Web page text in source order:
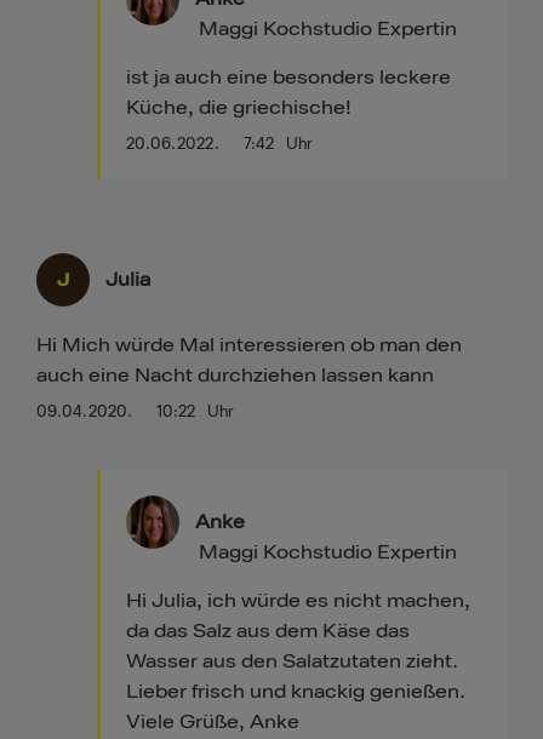
20.06.2022. 7:42 Uhr
Maggi Kochstudio Expertin
ist ja auch eine besonders leckere
Küche, die griechische!
J Julia
09.04.2020. 10:22 Uhr
Hi Mich würde Mal interessieren ob man den
auch eine Nacht durchziehen lassen kann
Anke
Maggi Kochstudio Expertin
Hi Julia, ich würde es nicht machen,
da das Salz aus dem Käse das
Wasser aus den Salatzutaten zieht.
Lieber frisch und knackig genießen.
Viele Grüße, Anke